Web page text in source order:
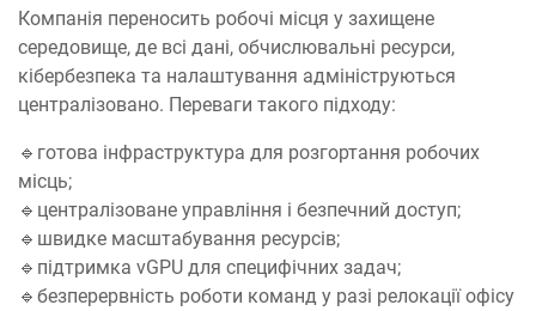
Компанія переносить робочі місця у захищене
середовище, де всі дані, обчислювальні ресурси,
кібербезпека та налаштування адмініструються
централізовано. Переваги такого підходу:
🔹готова інфраструктура для розгортання робочих
місць;
🔹централізоване управління і безпечний доступ;
🔹швидке масштабування ресурсів;
🔹підтримка vGPU для специфічних задач;
🔹безперервність роботи команд у разі релокації офісу